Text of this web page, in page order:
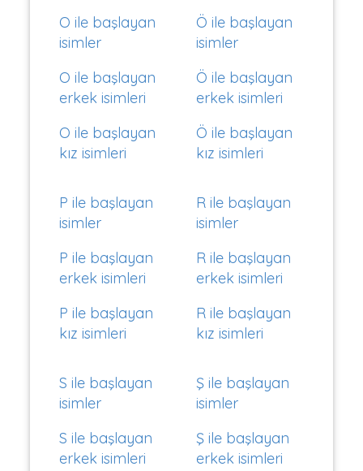
O ile başlayan
isimler
O ile başlayan
erkek isimleri
O ile başlayan
kız isimleri
Ö ile başlayan
isimler
Ö ile başlayan
erkek isimleri
Ö ile başlayan
kız isimleri
P ile başlayan
isimler
P ile başlayan
erkek isimleri
P ile başlayan
kız isimleri
R ile başlayan
isimler
R ile başlayan
erkek isimleri
R ile başlayan
kız isimleri
S ile başlayan
isimler
S ile başlayan
erkek isimleri
Ş ile başlayan
isimler
Ş ile başlayan
erkek isimleri